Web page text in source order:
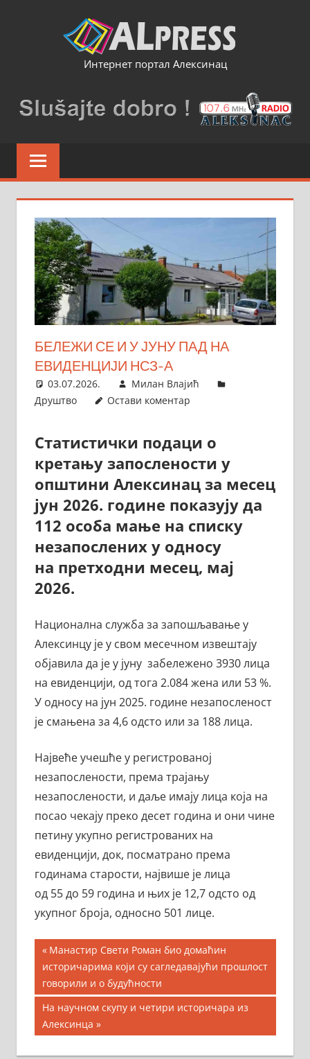
Интернет портал Алексинац
БЕЛЕЖИ СЕ И У ЈУНУ ПАД НА
ЕВИДЕНЦИЈИ НСЗ-А
03.07.2026.
Милан Влајић
Друштво
Остави коментар
Статистички подаци о
кретању запослености у
општини Алексинац за месец
јун 2026. године показују да
112 особа мање на списку
незапослених у односу
на претходни месец, мај
2026.
Национална служба за запошљавање у
Алексинцу је у свом месечном извештају
објавила да је у јуну забележено 3930 лица
на евиденцији, од тога 2.084 жена или 53 %.
У односу на јун 2025. године незапосленост
је смањена за 4,6 одсто или за 188 лица.
Највеће учешће у регистрованој
незапослености, према трајању
незапослености, и даље имају лица која на
посао чекају преко десет година и они чине
петину укупно регистрованих на
евиденцији, док, посматрано према
годинама старости, највише је лица
од 55 до 59 година и њих је 12,7 одсто од
укупног броја, односно 501 лице.
Кретање
чланка
Previous
Post:
Манастир Свети Роман био домаћин
историчарима који су сагледавајући прошлост
говорили и о будућности
Next
Post:
На научном скупу и четири историчара из
Алексинца